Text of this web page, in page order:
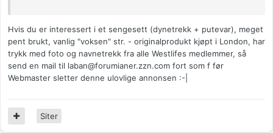
Hvis du er interessert i et sengesett (dynetrekk + putevar), meget
pent brukt, vanlig "voksen" str. - originalprodukt kjøpt i London, har
trykk med foto og navnetrekk fra alle Westlifes medlemmer, så
send en mail til laban@forumianer.zzn.com fort som f før
Webmaster sletter denne ulovlige annonsen :-|
Siter